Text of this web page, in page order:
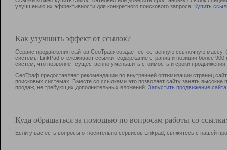
улучшению их эффективности для конкретного поискового запроса. Купить
Как улучшить эффект от ссылок?
Сервис продвижения сайтов СеоТраф создает естественную ссылочную
системы LinkPad отслеживает ссылки, содержание страниц и позиции более
систем, что позволяет существенно уменьшить стоимость и сроки продвижения.
СеоТраф предоставляет рекомендации по внутренней оптимизации страниц
поисковых системах. Вместе со ссылками это позволяет сайту занять
продаж, не требующих дополнительных вложений. Запустить продвижение сайта
Куда обращаться за помощью по вопросам работы со
Если у вас есть вопросы относительно сервисов Linkpad, свяжитесь с нашей